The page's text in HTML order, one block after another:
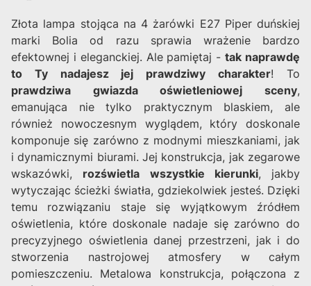
Złota lampa stojąca na 4 żarówki E27 Piper duńskiej
marki Bolia od razu sprawia wrażenie bardzo
efektownej i eleganckiej. Ale pamiętaj -tak naprawdę
to Ty nadajesz jej prawdziwy charakter! To
prawdziwa gwiazda oświetleniowej sceny,
emanująca nie tylko praktycznym blaskiem, ale
również nowoczesnym wyglądem, który doskonale
komponuje się zarówno z modnymi mieszkaniami, jak
i dynamicznymi biurami. Jej konstrukcja, jak zegarowe
wskazówki, rozświetla wszystkie kierunki, jakby
wytyczając ścieżki światła, gdziekolwiek jesteś. Dzięki
temu rozwiązaniu staje się wyjątkowym źródłem
oświetlenia, które doskonale nadaje się zarówno do
precyzyjnego oświetlenia danej przestrzeni, jak i do
stworzenia nastrojowej atmosfery w całym
pomieszczeniu. Metalowa konstrukcja, połączona z